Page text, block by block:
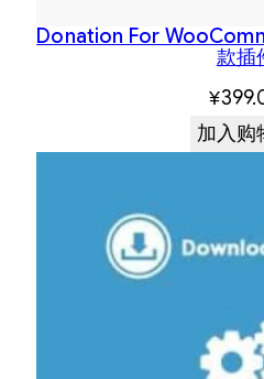
Donation For
款插
¥
加入购